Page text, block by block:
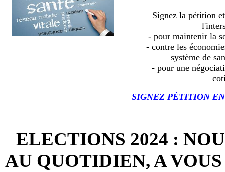
Signez la pétition
- pour maintenir la
- contre les
système de
- pour une
SIGNEZ PÉTITION
ELECTIONS 2024 :
AU QUOTIDIEN, A